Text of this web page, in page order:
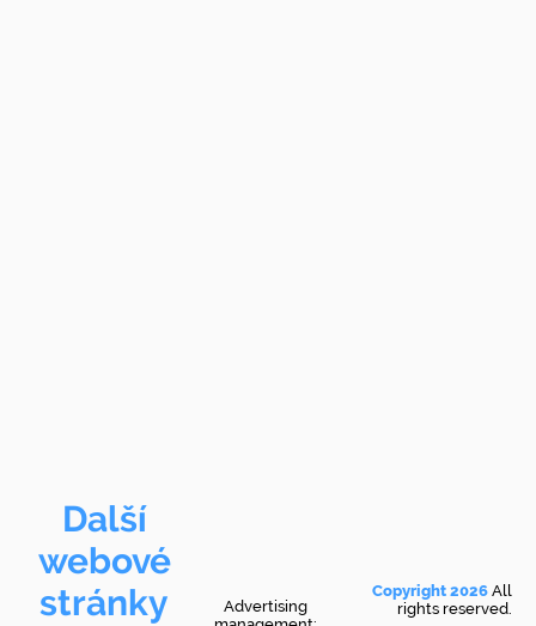
Další
webové
stránky
Advertising
Copyright 2026 All
rights reserved.